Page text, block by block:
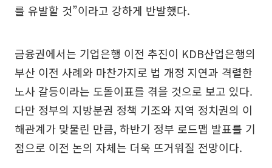
를 유발할 것”이라고 강하게 반발했다.
금융권에서는 기업은행 이전 추진이 KDB산업은행의
부산 이전 사례와 마찬가지로 법 개정 지연과 격렬한
노사 갈등이라는 도돌이표를 겪을 것으로 보고 있다.
다만 정부의 지방분권 정책 기조와 지역 정치권의 이
해관계가 맞물린 만큼, 하반기 정부 로드맵 발표를 기
점으로 이전 논의 자체는 더욱 뜨거워질 전망이다.